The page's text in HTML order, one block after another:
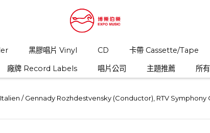
黑膠唱片 Vinyl CD
卡帶 Cassette/Tape
廠牌 Record Labels 唱片公司 主題推薦 所
/ Gennady Rozhdestvensky (Conductor), RTV Symphony